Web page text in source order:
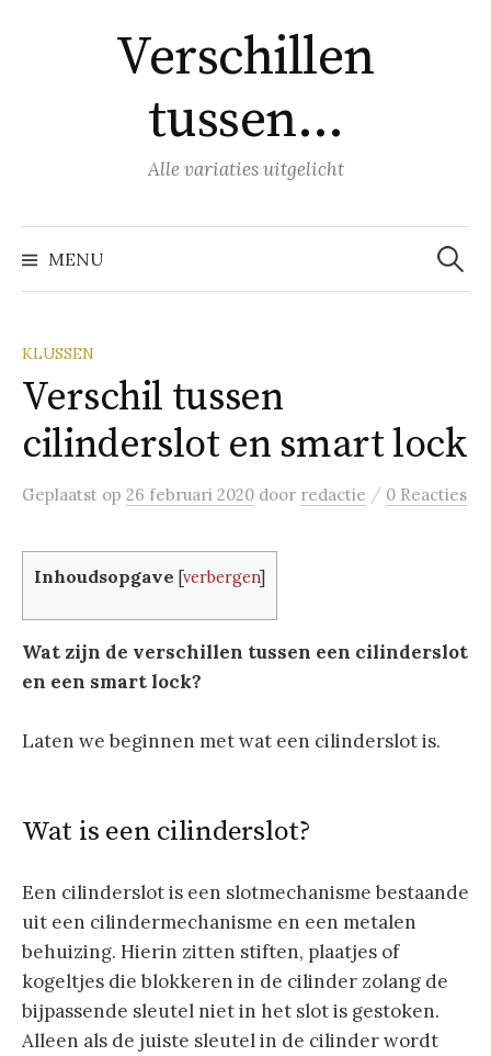
Verschillen
tussen…
Alle variaties uitgelicht
MENU
Zoeken
naar:
KLUSSEN
Verschil tussen
cilinderslot en smart lock
Geplaatst op 26 februari 2020 door redactie / 0 Reacties
Inhoudsopgave [verbergen]
Wat zijn de verschillen tussen een cilinderslot
en een smart lock?
Laten we beginnen met wat een cilinderslot is.
Wat is een cilinderslot?
Een cilinderslot is een slotmechanisme bestaande
uit een cilindermechanisme en een metalen
behuizing. Hierin zitten stiften, plaatjes of
kogeltjes die blokkeren in de cilinder zolang de
bijpassende sleutel niet in het slot is gestoken.
Alleen als de juiste sleutel in de cilinder wordt